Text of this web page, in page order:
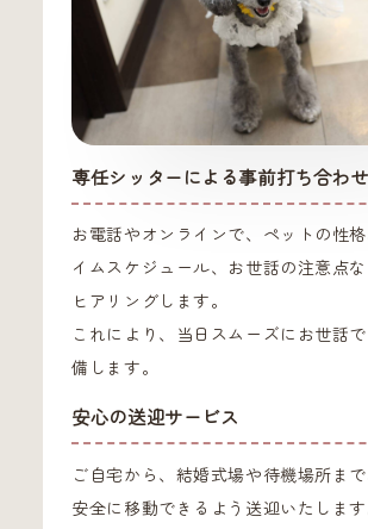
専任シッターによる事前打ち合わせ
お電話やオンラインで、ペットの性
イムスケジュール、お世話の注意点
ヒアリングします。
これにより、当日スムーズにお世話
備します。
安心の送迎サービス
ご自宅から、結婚式場や待機場所ま
安全に移動できるよう送迎いたします